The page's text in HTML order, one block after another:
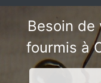
Besoin
fourmis à